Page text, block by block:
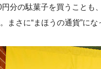
円分の駄菓子を買うことも、
まさに“まほうの通貨”にな